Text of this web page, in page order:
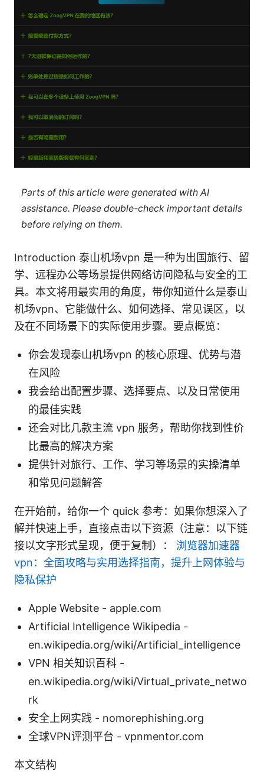
Parts of this article were generated with AI
assistance. Please double-check important details
before relying on them.
Introduction 泰山机场vpn 是一种为出国旅行、留
学、远程办公等场景提供网络访问隐私与安全的工
具。本文将用最实用的角度，带你知道什么是泰山
机场vpn、它能做什么、如何选择、常见误区，以
及在不同场景下的实际使用步骤。要点概览：
你会发现泰山机场vpn 的核心原理、优势与潜
在风险
我会给出配置步骤、选择要点、以及日常使用
的最佳实践
还会对比几款主流 vpn 服务，帮助你找到性价
比最高的解决方案
提供针对旅行、工作、学习等场景的实操清单
和常见问题解答
在开始前，给你一个 quick 参考：如果你想深入了
解并快速上手，直接点击以下资源（注意：以下链
接以文字形式呈现，便于复制）： 浏览器加速器
vpn：全面攻略与实用选择指南，提升上网体验与
隐私保护
Apple Website - apple.com
Artificial Intelligence Wikipedia -
en.wikipedia.org/wiki/Artificial_intelligence
VPN 相关知识百科 -
en.wikipedia.org/wiki/Virtual_private_netwo
rk
安全上网实践 - nomorephishing.org
全球VPN评测平台 - vpnmentor.com
本文结构